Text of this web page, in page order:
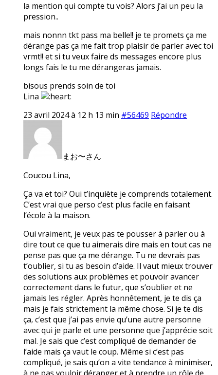
la mention qui compte tu vois? Alors j’ai un peu la
pression..
mais nonnn tkt pass ma belle!! je te promets ça me
dérange pas ça me fait trop plaisir de parler avec toi
vrmt!! et si tu veux faire ds messages encore plus
longs fais le tu me dérangeras jamais.
bisous prends soin de toi
Lina
23 avril 2024 à 12 h 13 min #56469 Répondre
まお〜さん
Coucou Lina,
Ça va et toi? Oui t’inquiète je comprends totalement.
C’est vrai que perso c’est plus facile en faisant
l’école à la maison.
Oui vraiment, je veux pas te pousser à parler ou à
dire tout ce que tu aimerais dire mais en tout cas ne
pense pas que ça me dérange. Tu ne devrais pas
t’oublier, si tu as besoin d’aide. Il vaut mieux trouver
des solutions aux problèmes et pouvoir avancer
correctement dans le futur, que s’oublier et ne
jamais les régler. Après honnêtement, je te dis ça
mais je fais strictement la même chose. Si je te dis
ça, c’est que j’ai pas envie qu’une autre personne
avec qui je parle et une personne que j’apprécie soit
mal. Je sais que c’est compliqué de demander de
l’aide mais ça vaut le coup. Même si c’est pas
compliqué, je sais qu’on a vite tendance à minimiser,